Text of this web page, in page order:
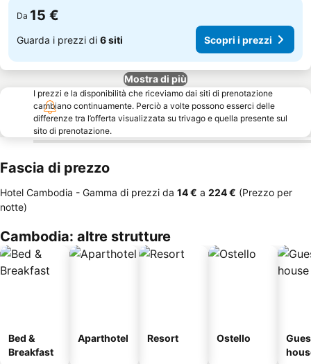
Da 15 €
Guarda i prezzi di 6 siti Scopri i prezzi
Mostra di più
I prezzi e la disponibilità che riceviamo dai siti di prenotazione
cambiano continuamente. Perciò a volte possono esserci delle
differenze tra l’offerta visualizzata su trivago e quella presente sul
sito di prenotazione.
Fascia di prezzo
Hotel Cambodia - Gamma di prezzi da ‎14 € a ‎224 € (Prezzo per
notte)
Cambodia: altre strutture
Bed &
Breakfast
Aparthotel Resort Ostello